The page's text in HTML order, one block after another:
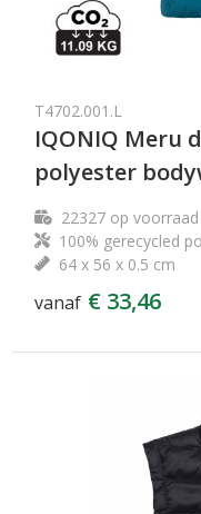
T4702.001.L
IQONIQ Meru
polyester
22327op voorraad
100% gerecycled
64 x 56 x 0.5 cm
vanaf € 33,46